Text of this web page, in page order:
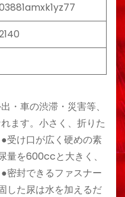
・車の渋滞・災害等、
ます。小さく、折りた
受け口が広く硬めの素
量を600ccと大きく、
密封できるファスナー
した尿は水を加えるだ